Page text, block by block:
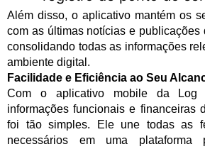
Além disso, o aplicativo mantém os
com as últimas notícias e publicações
consolidando todas as informações
ambiente digital.
Facilidade e Eficiência ao Seu
Com o aplicativo mobile da
informações funcionais e financeiras
foi tão simples. Ele une todas as
necessários em uma plataforma